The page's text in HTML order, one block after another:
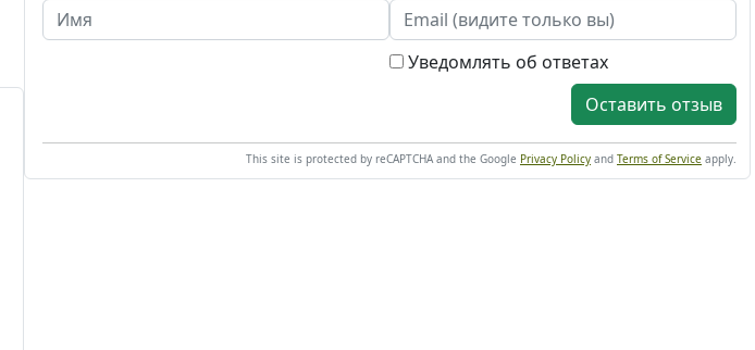
Уведомлять об ответах
Оставить отзыв
This site is protected by reCAPTCHA and the Google Privacy Policy and Terms of Service apply.